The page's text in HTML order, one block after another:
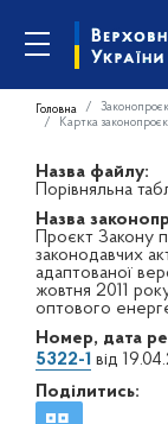
Головна
Картка
Назва файлу:
Порівняльна
Назва
Проєкт Закону
законодавчих
адаптованої
жовтня 2011
оптового
Номер, дата
5322-1 від
Поділитись: